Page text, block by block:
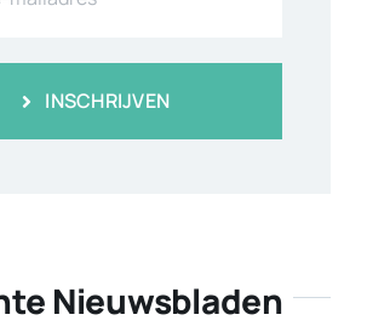
INSCHRIJVEN
Nieuwsbladen